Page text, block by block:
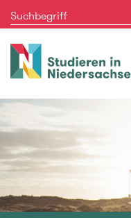
Studieren
in